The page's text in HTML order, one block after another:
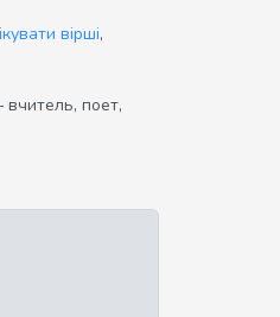
вірші,
вчитель, поет,